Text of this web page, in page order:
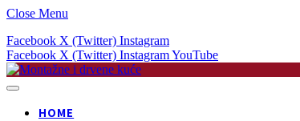
Close Menu
Facebook X (Twitter) Instagram
Facebook X (Twitter) InstagramYouTube
HOME